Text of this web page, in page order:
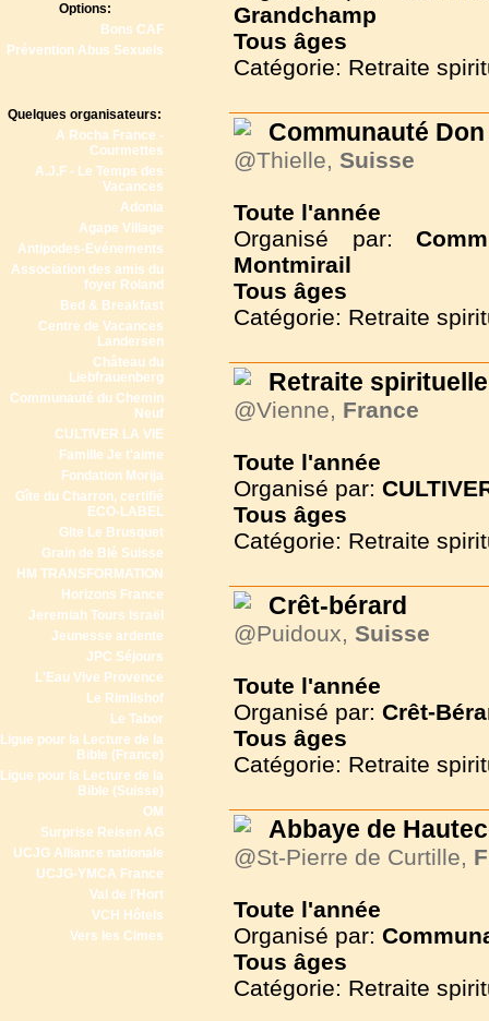
Options:
Bons CAF
Prévention Abus Sexuels
Quelques organisateurs:
A Rocha France -
Courmettes
A.J.F - Le Temps des
Vacances
Adonia
Agape Village
Antipodes-Evénements
Association des amis du
foyer Roland
Bed & Breakfast
Centre de Vacances
Landersen
Château du
Liebfrauenberg
Communauté du Chemin
Neuf
CULTIVER LA VIE
Famille Je t'aime
Fondation Morija
Gîte du Charron, certifié
ECO-LABEL
Gite Le Brusquet
Grain de Blé Suisse
HM TRANSFORMATION
Horizons France
Jeremiah Tours Israël
Jeunesse ardente
JPC Séjours
L'Eau Vive Provence
Le Rimlishof
Le Tabor
Ligue pour la Lecture de la
Bible (France)
Ligue pour la Lecture de la
Bible (Suisse)
OM
Surprise Reisen AG
UCJG Alliance nationale
UCJG-YMCA France
Val de l'Hort
VCH Hôtels
Vers les Cimes
Grandchamp
Tous âges
Catégorie: Retraite
Communauté
@Thielle, Suisse
Toute l'année
Organisé par:
Montmirail
Tous âges
Catégorie: Retraite
Retraite spirituelle
@Vienne, France
Toute l'année
Organisé par:
Tous âges
Catégorie: Retraite
Crêt-bérard
@Puidoux, Suisse
Toute l'année
Organisé par: Crêt-
Tous âges
Catégorie: Retraite
Abbaye de
@St-Pierre de Curtille,
Toute l'année
Organisé par:
Tous âges
Catégorie: Retraite